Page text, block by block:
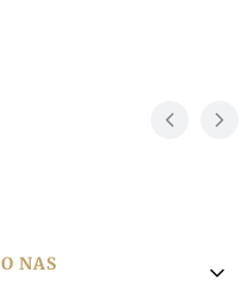
Linki w stopce
O NAS